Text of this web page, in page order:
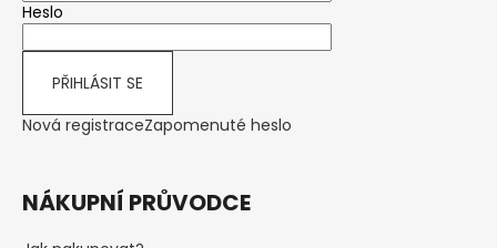
Heslo
PŘIHLÁSIT SE
Nová registraceZapomenuté heslo
NÁKUPNÍ PRŮVODCE